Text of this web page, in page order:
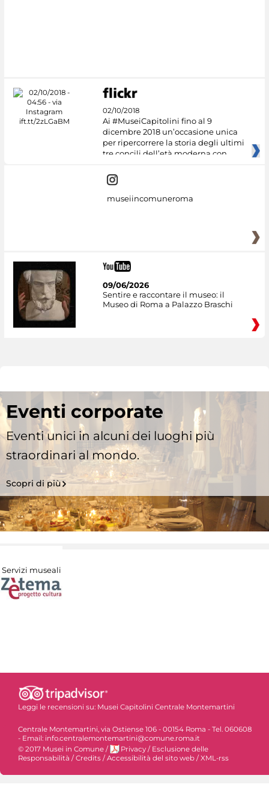
02/10/2018
Ai #MuseiCapitolini fino al 9
dicembre 2018 un’occasione unica
per ripercorrere la storia degli ultimi
tre concili dell’età moderna con
museiincomuneroma
09/06/2026
Sentire e raccontare il museo: il
Museo di Roma a Palazzo Braschi
Eventi corporate
Eventi unici in alcuni dei luoghi più
straordinari al mondo.
Scopri di più
Servizi museali
Leggi le recensioni su: Musei Capitolini Centrale Montemartini
Centrale Montemartini, via Ostiense 106 - 00154 Roma - Tel. 060608
- Email: info.centralemontemartini@comune.roma.it
© 2017 Musei in Comune / Privacy / Esclusione delle
Responsabilità / Credits / Accessibilità del sito web / XML-rss